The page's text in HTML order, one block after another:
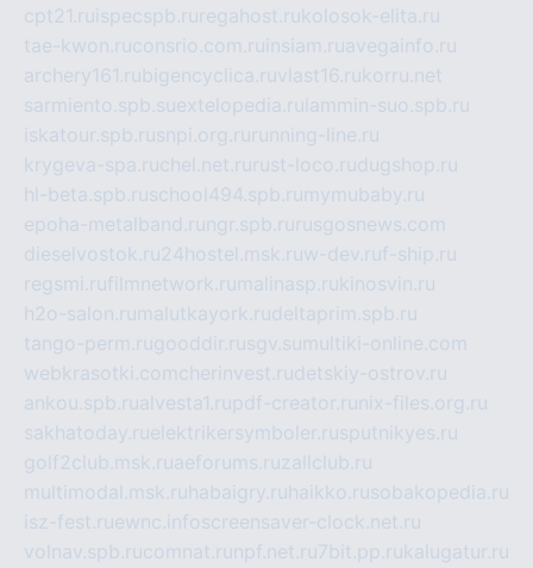
cpt21.ru ispecspb.ru regahost.rukolosok-elita.ru
tae-kwon.ruconsrio.com.ru insiam.ruavegainfo.ru
archery161.rubigencyclica.ruvlast16.rukorru.net
sarmiento.spb.suextelopedia.ru lammin-suo.spb.ru
iskatour.spb.rusnpi.org.ru running-line.ru
krygeva-spa.ruchel.net.ru rust-loco.rudugshop.ru
hl-beta.spb.ruschool494.spb.ru mymubaby.ru
epoha-metalband.ru ngr.spb.ru rusgosnews.com
dieselvostok.ru24hostel.msk.ruw-dev.ruf-ship.ru
regsmi.rufilmnetwork.ru malinasp.rukinosvin.ru
h2o-salon.ru malutkayork.rudeltaprim.spb.ru
tango-perm.rugooddir.rusgv.su multiki-online.com
webkrasotki.comcherinvest.rudetskiy-ostrov.ru
ankou.spb.rualvesta1.rupdf-creator.ru nix-files.org.ru
sakhatoday.ruelektrikersymboler.rusputnikyes.ru
golf2club.msk.ruaeforums.ruzallclub.ru
multimodal.msk.ru habaigry.ru haikko.rusobakopedia.ru
isz-fest.ruewnc.infoscreensaver-clock.net.ru
volnav.spb.rucomnat.ru npf.net.ru7bit.pp.rukalugatur.ru